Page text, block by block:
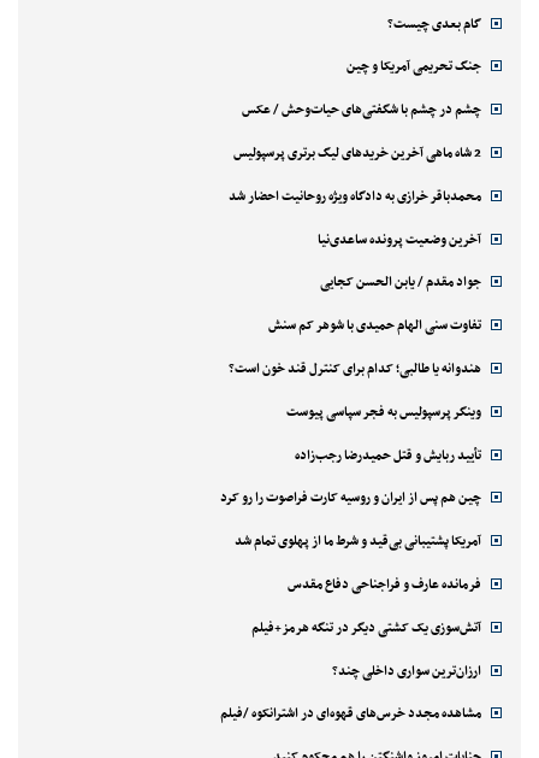
گام بعدی چیست؟
جنگ تحریمی آمریکا و چین
چشم در چشم با شگفتی‌های حیات‌وحش / عکس
2 شاه ماهی آخرین خریدهای لیگ برتری پرسپولیس
محمدباقر خرازی به دادگاه ویژه روحانیت احضار شد
آخرین وضعیت پرونده ساعدی‌نیا
جواد مقدم / یابن الحسن کجایی
تفاوت سنی الهام حمیدی با شوهر کم سنش
هندوانه یا طالبی؛ کدام‌ برای کنترل قند خون است؟
وینگر پرسپولیس به فجر سپاسی پیوست
تأیید ربایش و قتل حمیدرضا رجب‌زاده
چین هم پس از ایران و روسیه کارت فراصوت را رو کرد
آمریکا پشتیبانی بی‌قید و شرط ما از پهلوی تمام شد
فرمانده عارف و فراجناحی دفاع مقدس
آتش‌سوزی یک کشتی دیگر در تنگه هرمز+فیلم
ارزان‌ترین سواری داخلی چند؟
مشاهده مجدد خرس‌های قهوه‌ای در اشترانکوه /فیلم